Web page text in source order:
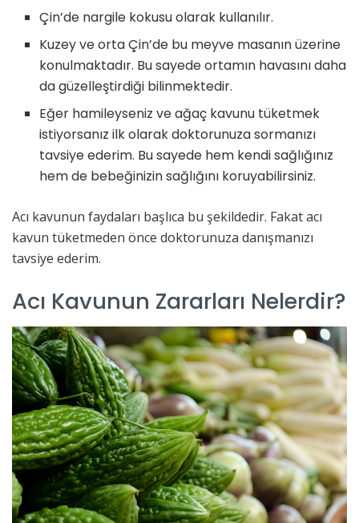
Çin’de nargile kokusu olarak kullanılır.
Kuzey ve orta Çin’de bu meyve masanın üzerine
konulmaktadır. Bu sayede ortamın havasını daha
da güzelleştirdiği bilinmektedir.
Eğer hamileyseniz ve ağaç kavunu tüketmek
istiyorsanız ilk olarak doktorunuza sormanızı
tavsiye ederim. Bu sayede hem kendi sağlığınız
hem de bebeğinizin sağlığını koruyabilirsiniz.
Acı kavunun faydaları başlıca bu şekildedir. Fakat acı
kavun tüketmeden önce doktorunuza danışmanızı
tavsiye ederim.
Acı Kavunun Zararları Nelerdir?